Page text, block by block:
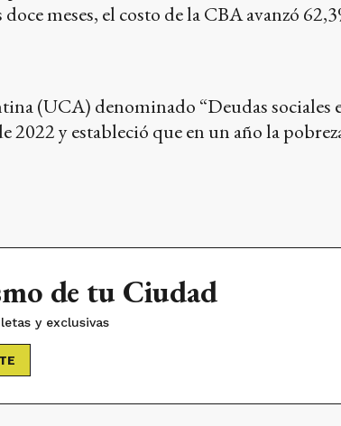
meses, el costo de la CBA avanzó
(UCA) denominado “Deudas sociales
y estableció que en un año la
de tu Ciudad
y exclusivas